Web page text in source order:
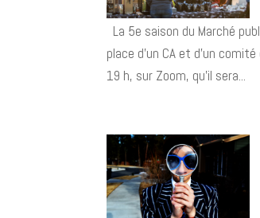
La 5e saison du Marché
place d’un CA et d’un
19 h, sur Zoom, qu’il sera...